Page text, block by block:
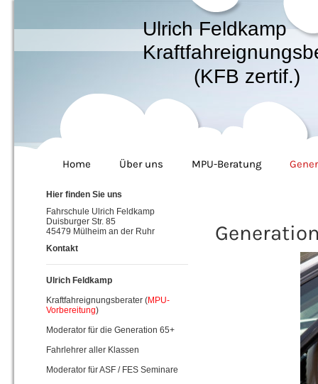
Ulrich Feldkamp
(KFB zertif.)
Home Über uns MPU-Beratung
Hier finden Sie uns
Fahrschule Ulrich Feldkamp
Duisburger Str. 85
45479 Mülheim an der Ruhr
Kontakt
Ulrich Feldkamp
Kraftfahreignungsberater (MPU-
Vorbereitung)
Moderator für die Generation 65+
Fahrlehrer aller Klassen
Moderator für ASF / FES Seminare